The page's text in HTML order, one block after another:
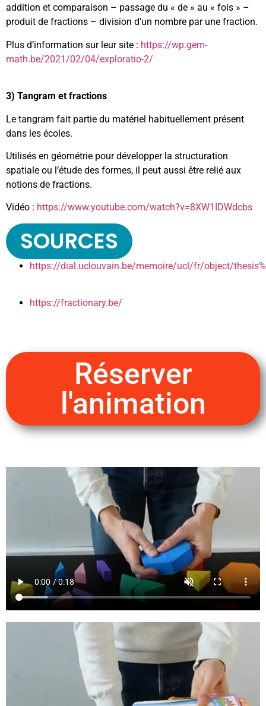
addition et comparaison – passage du « de » au « fois » –
produit de fractions – division d’un nombre par une fraction.
Plus d’information sur leur site : https://wp.gem-
math.be/2021/02/04/exploratio-2/
3) Tangram et fractions
Le tangram fait partie du matériel habituellement présent
dans les écoles.
Utilisés en géométrie pour développer la structuration
spatiale ou l’étude des formes, il peut aussi être relié aux
notions de fractions.
Vidéo : https://www.youtube.com/watch?v=8XW1IDWdcbs
SOURCES
https://dial.uclouvain.be/memoire/ucl/fr/object/
https://fractionary.be/
Réserver
l'animation